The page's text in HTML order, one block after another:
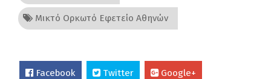
Μικτό Ορκωτό Εφετείο Αθηνών
Facebook Twitter Google+